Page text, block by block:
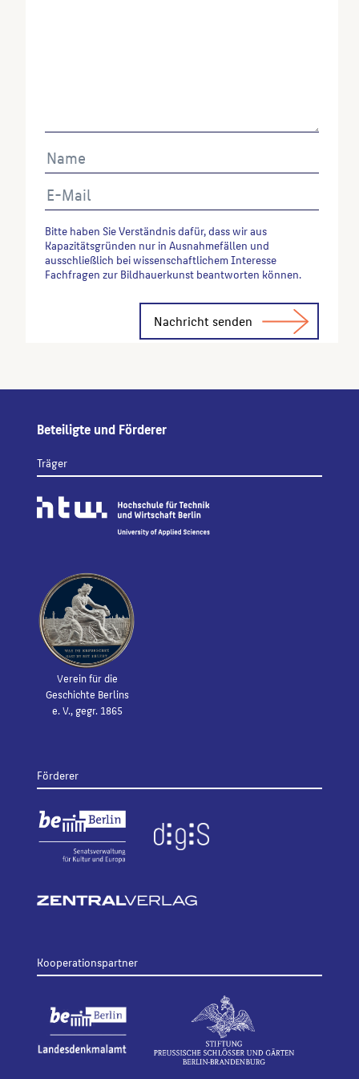
Bitte haben Sie Verständnis dafür, dass wir aus
Kapazitätsgründen nur in Ausnahmefällen und
ausschließlich bei wissenschaftlichem Interesse
Fachfragen zur Bildhauerkunst beantworten können.
Beteiligte und Förderer
Träger
Verein für die
Geschichte Berlins
e. V., gegr. 1865
Förderer
Kooperationspartner